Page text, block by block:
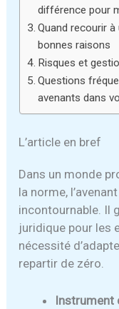
différence pour
Quand recourir
bonnes raisons
Risques et
Questions
avenants dans
L’article en bref
Dans un monde
la norme,
incontournable. Il
juridique pour les
nécessité
repartir de zéro.
Instrument